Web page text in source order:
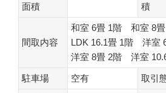
面積
積
間取内容
和室 6畳 1階
和室 8
LDK 16.1畳 1階
洋室
洋室 8畳 2階
洋室
駐車場 空有 取引